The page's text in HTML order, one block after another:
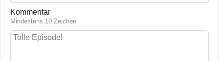
Kommentar
Mindestens 10 Zeichen